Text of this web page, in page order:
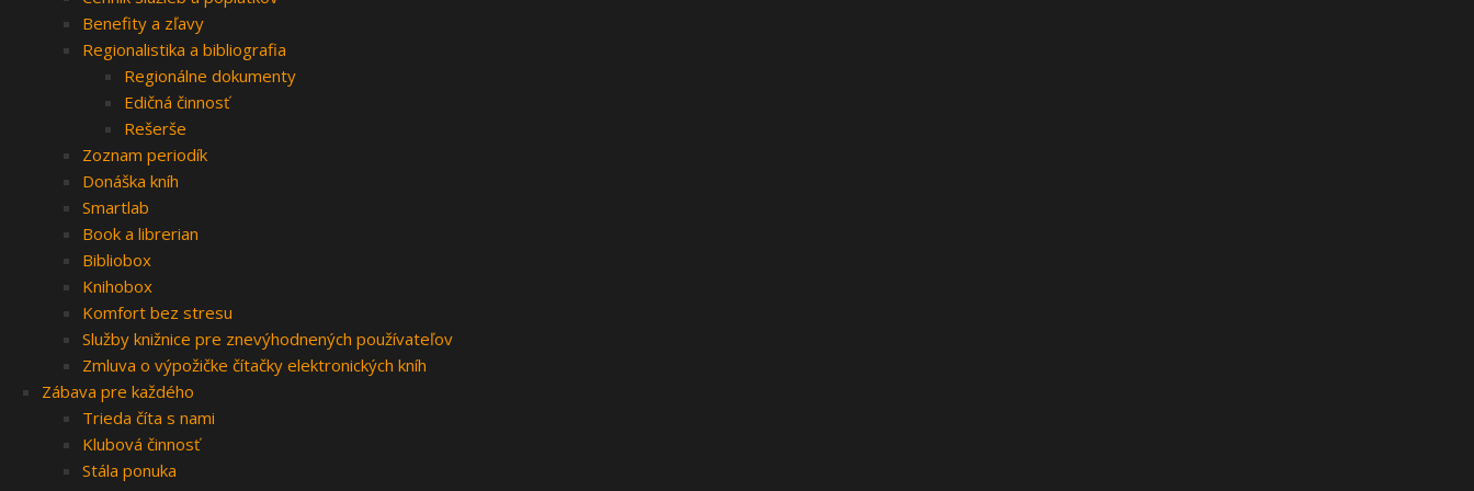
Benefity a zľavy
Regionalistika a bibliografia
Regionálne dokumenty
Edičná činnosť
Rešerše
Zoznam periodík
Donáška kníh
Smartlab
Book a librerian
Bibliobox
Knihobox
Komfort bez stresu
Služby knižnice pre znevýhodnených používateľov
Zmluva o výpožičke čítačky elektronických kníh
Zábava pre každého
Trieda číta s nami
Klubová činnosť
Stála ponuka